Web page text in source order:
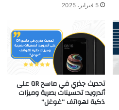
5 فبراير، 2025
تحديث جذري في ماسح QR على
أندرويد: تحسينات بصرية وميزات
ذكية لهواتف “غوغل”